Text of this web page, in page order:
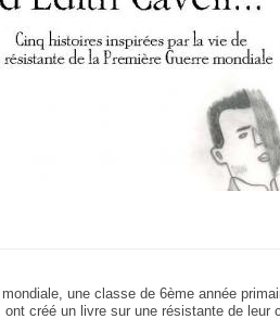
une classe de 6ème année
créé un livre sur une résistante de leur